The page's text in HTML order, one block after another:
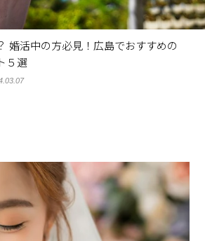
婚活中の方必見！広島でおすすめの
５選